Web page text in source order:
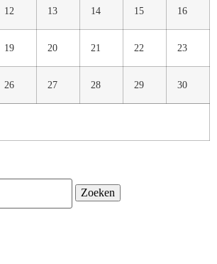
12 13 14 15 16
19 20 21 22 23
26 27 28 29 30